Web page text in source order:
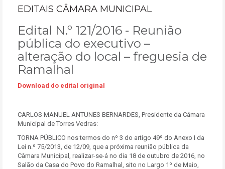
EDITAIS CÂMARA MUNICIPAL
Edital N.º 121/2016 - Reunião
pública do executivo –
alteração do local – freguesia de
Ramalhal
Download do edital original
CARLOS MANUEL ANTUNES BERNARDES, Presidente da Câmara
Municipal de Torres Vedras:
TORNA PÚBLICO nos termos do nº 3 do artigo 49º do Anexo I da
Lei n.º 75/2013, de 12/09, que a próxima reunião pública da
Câmara Municipal, realizar-se-á no dia 18 de outubro de 2016, no
Salão da Casa do Povo do Ramalhal, sito no Largo 1º de Maio,